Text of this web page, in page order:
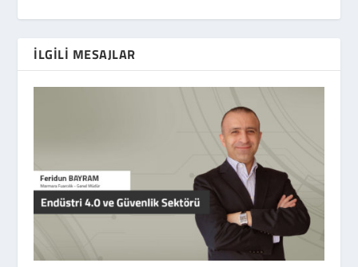
İLGILI MESAJLAR